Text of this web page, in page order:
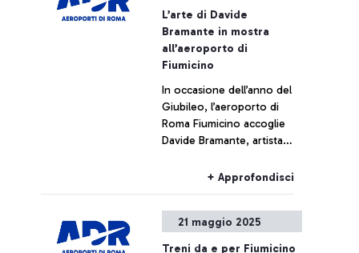
potrebbero subire ritardi o
cancellazioni.
L’arte di Davide
Bramante in mostra
all’aeroporto di
Fiumicino
In occasione dell’anno del
Giubileo, l’aeroporto di
Roma Fiumicino accoglie
Davide Bramante, artista
internazionale per la sua
tecnica analogica delle
esposizioni multiple che
ritraggono le metropoli di
tutto il mondo, con
+ Approfondisci
21 maggio 2025
Treni da e per Fiumicino